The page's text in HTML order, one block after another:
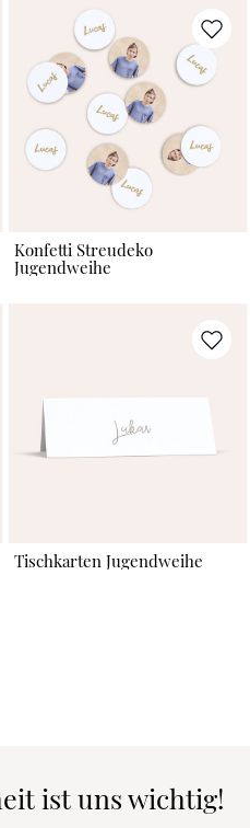
Konfetti Streudeko
Jugendweihe
Tischkarten Jugendweihe
ist uns wichtig!